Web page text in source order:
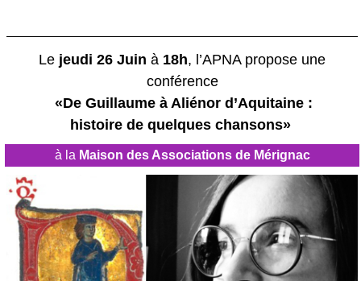
Le jeudi 26 Juin à 18h, l’APNA propose une
conférence
«De Guillaume à Aliénor d’Aquitaine :
histoire de quelques chansons»
à la Maison des Associations de Mérignac